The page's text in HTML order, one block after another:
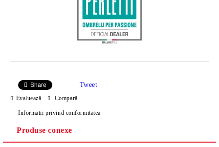
Share Tweet
Evaluează Compară
Informatii privind conformitatea
Produse conexe